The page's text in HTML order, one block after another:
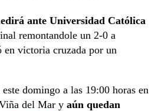
ante Universidad Católica
remontandole un 2-0 a
victoria cruzada por un
domingo a las 19:00 horas en
del Mar y aún quedan